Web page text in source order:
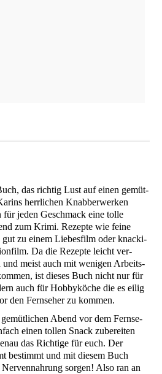
das rich­tig Lust auf einen gemüt­
herr­li­chen Knab­ber­wer­ken
für jeden Geschmack eine tol­le
zum Kri­mi. Rezep­te wie fei­ne
gut zu einem Lie­bes­film oder kna­cki­
Da die Rezep­te leicht ver­
und meist auch mit weni­gen Arbeits­
ist die­ses Buch nicht nur für
auch für Hob­by­kö­che die es eilig
den Fern­se­her zu kommen.
Abend vor dem Fern­se­
einen tol­len Snack zube­rei­ten
das Rich­ti­ge für euch. Der
bestimmt und mit die­sem Buch
sor­gen! Also ran an